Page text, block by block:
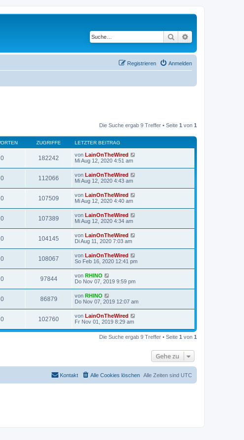
Suche
Anmelden
Registrieren
Die Suche ergab 9 Treffer • Seite 1 von 1
ZUGRIFFE LETZTER BEITRAG
0 182242 von LainOnTheWired
Mi Aug 12, 2020 4:51 am
0 112066 von LainOnTheWired
Mi Aug 12, 2020 4:43 am
0 107509 von LainOnTheWired
Mi Aug 12, 2020 4:40 am
0 107389 von LainOnTheWired
Mi Aug 12, 2020 4:34 am
0 104145 von LainOnTheWired
Di Aug 11, 2020 7:03 am
0 108067 von LainOnTheWired
So Feb 16, 2020 12:41 pm
0 97844 von RHINO
Do Nov 07, 2019 9:59 pm
0 86879 von RHINO
Do Nov 07, 2019 12:07 am
0 102760 von LainOnTheWired
Fr Nov 01, 2019 8:29 am
Die Suche ergab 9 Treffer • Seite 1 von 1
Gehe zu
Alle Zeiten sind UTC
Alle Cookies löschen
Kontakt